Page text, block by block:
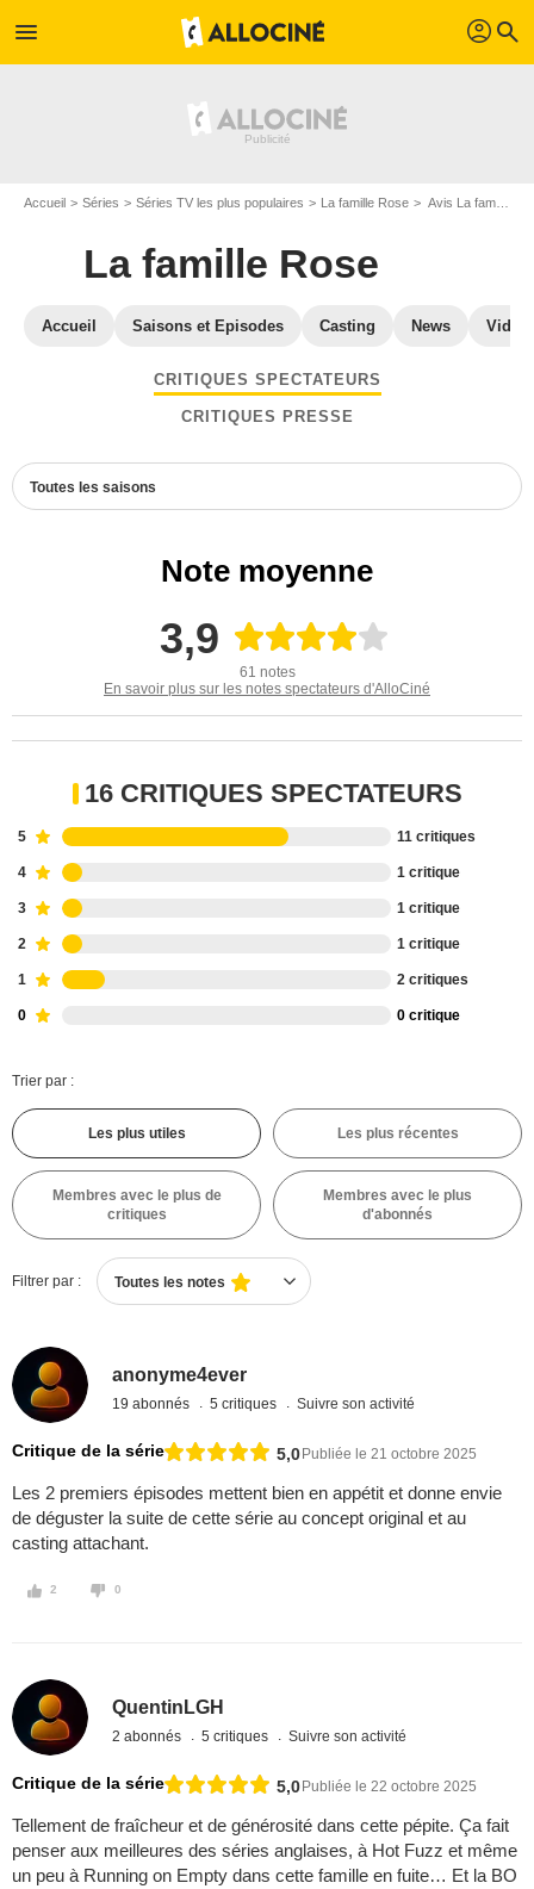
menu profil search
Accueil Séries Séries TV les plus populaires La famille Rose Avis La famille Rose
La famille Rose
Accueil Saisons et Episodes Casting News
CRITIQUES SPECTATEURS
CRITIQUES PRESSE
Toutes les saisons
Note moyenne
3,9
61 notes
En savoir plus sur les notes spectateurs d'AlloCiné
16 CRITIQUES SPECTATEURS
5 11 critiques
4 1 critique
3 1 critique
2 1 critique
1 2 critiques
0 0 critique
Trier par :
Les plus utiles Les plus récentes
Membres avec le plus de
critiques
Membres avec le plus
d'abonnés
Filtrer par : Toutes les notes
anonyme4ever
19 abonnés 5 critiques Suivre son activité
Critique de la série 5,0Publiée le 21 octobre 2025
Les 2 premiers épisodes mettent bien en appétit et donne envie
de déguster la suite de cette série au concept original et au
casting attachant.
2 0
QuentinLGH
2 abonnés 5 critiques Suivre son activité
Critique de la série 5,0Publiée le 22 octobre 2025
Tellement de fraîcheur et de générosité dans cette pépite. Ça fait
penser aux meilleures des séries anglaises, à Hot Fuzz et même
un peu à Running on Empty dans cette famille en fuite… Et la BO